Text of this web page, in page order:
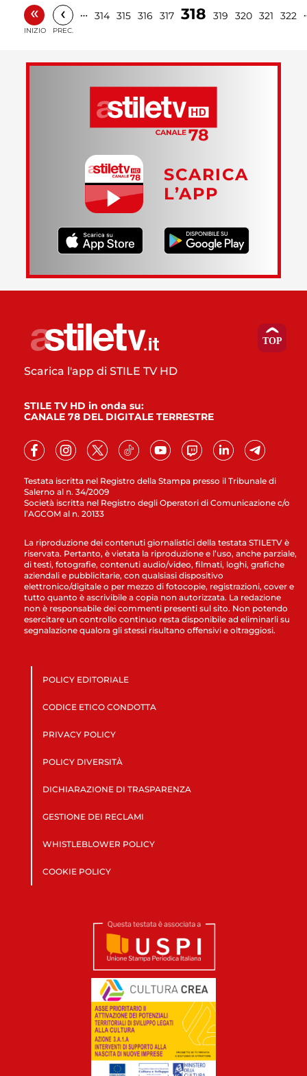
«
INIZIO
‹
PREC.
… 314 315 316 317 318 319 320 321 322
SCARICA
L’APP
Testata iscritta nel Registro della Stampa presso il Tribunale di
Salerno al n. 34/2009
Società iscritta nel Registro degli Operatori di Comunicazione c/o
l’AGCOM al n. 20133
Scarica l'app di STILE TV HD
STILE TV HD in onda su:
CANALE 78 DEL DIGITALE TERRESTRE
La riproduzione dei contenuti giornalistici della testata STILETV è
riservata. Pertanto, è vietata la riproduzione e l’uso, anche parziale,
di testi, fotografie, contenuti audio/video, filmati, loghi, grafiche
aziendali e pubblicitarie, con qualsiasi dispositivo
elettronico/digitale o per mezzo di fotocopie, registrazioni, cover e
tutto quanto è ascrivibile a copia non autorizzata. La redazione
non è responsabile dei commenti presenti sul sito. Non potendo
esercitare un controllo continuo resta disponibile ad eliminarli su
segnalazione qualora gli stessi risultano offensivi e oltraggiosi.
POLICY EDITORIALE
CODICE ETICO CONDOTTA
PRIVACY POLICY
POLICY DIVERSITÀ
DICHIARAZIONE DI TRASPARENZA
GESTIONE DEI RECLAMI
WHISTLEBLOWER POLICY
COOKIE POLICY